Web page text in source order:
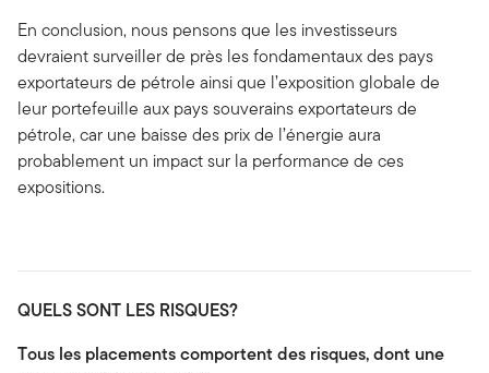
En conclusion, nous pensons que les investisseurs
devraient surveiller de près les fondamentaux des pays
exportateurs de pétrole ainsi que l’exposition globale de
leur portefeuille aux pays souverains exportateurs de
pétrole, car une baisse des prix de l’énergie aura
probablement un impact sur la performance de ces
expositions.
QUELS SONT LES RISQUES?
Tous les placements comportent des risques, dont une